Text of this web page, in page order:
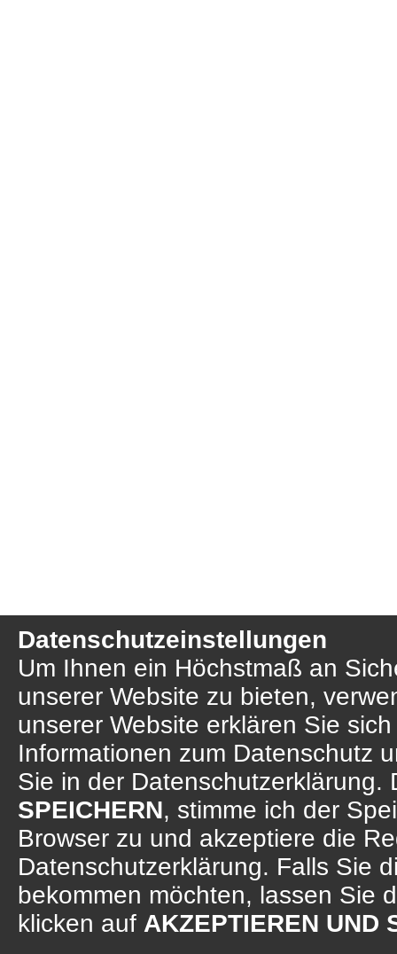
Datenschutzeinstellungen
Um Ihnen ein Höchstmaß an
unserer Website zu bieten,
unserer Website erklären Sie
Informationen zum Datenschutz
Sie in der Datenschutzerklärung.
SPEICHERN, stimme ich der
Browser zu und akzeptiere die
Datenschutzerklärung. Falls Sie
bekommen möchten, lassen Sie
klicken auf AKZEPTIEREN UND